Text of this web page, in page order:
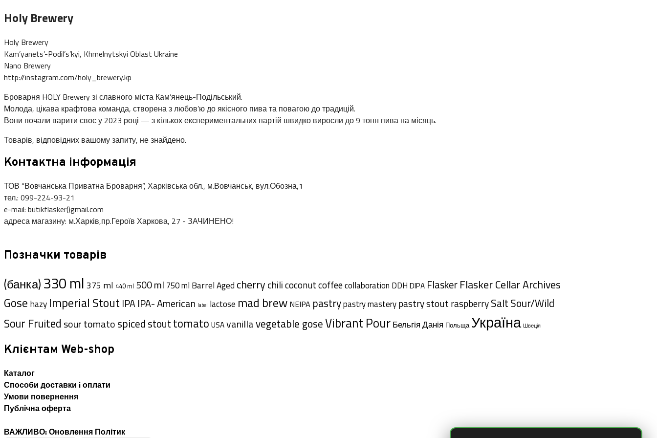
Holy Brewery
Holy Brewery
Kam’yanets’-Podil’s’kyi, Khmelnytskyi Oblast Ukraine
Nano Brewery
http://instagram.com/holy_brewery.kp
Броварня HOLY Brewery зі славного міста Кам’янець-Подільський.
Молода, цікава крафтова команда, створена з любов’ю до якісного пива та повагою до традицій.
Вони почали варити своє у 2023 році — з кількох експериментальних партій швидко виросли до 9 тонн пива на місяць.
Товарів, відповідних вашому запиту, не знайдено.
Контактна інформація
ТОВ “Вовчанська Приватна Броварня”, Харківська обл., м.Вовчанськ, вул.Обозна,1
тел.: 099-224-93-21
e-mail: butikflasker()gmail.com
адреса магазину: м.Харків,пр.Героїв Харкова, 27 - ЗАЧИНЕНО!
Позначки товарів
(банка)330 ml 375 ml 440 ml 500 ml 750 ml Barrel Aged cherrychilicoconutcoffeecollaboration DDH DIPA FlaskerFlasker Cellar Archives
Gose hazy Imperial Stout IPA IPA- American label lactose mad brew NEIPA pastrypastry masterypastry stout raspberrySaltSour/Wild
Sour Fruited sour tomatospicedstouttomato USAvanillavegetable goseVibrant PourБельгіяДанія Польща Україна Швеція
Клієнтам Web-shop
Каталог
Способи доставки i оплати
Умови повернення
Публічна оферта
ВАЖЛИВО: Оновлення Політик